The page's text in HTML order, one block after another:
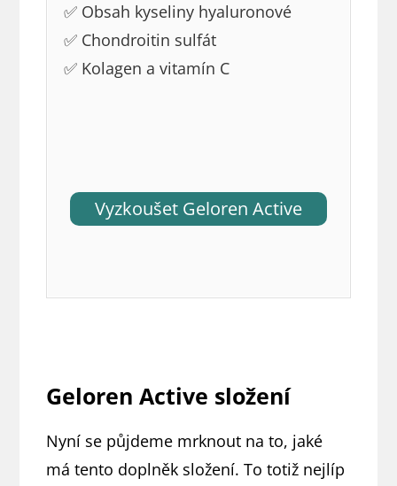
✅ Obsah kyseliny hyaluronové
✅ Chondroitin sulfát
✅ Kolagen a vitamín C
Vyzkoušet Geloren Active
Geloren Active složení
Nyní se půjdeme mrknout na to, jaké
má tento doplněk složení. To totiž nejlíp